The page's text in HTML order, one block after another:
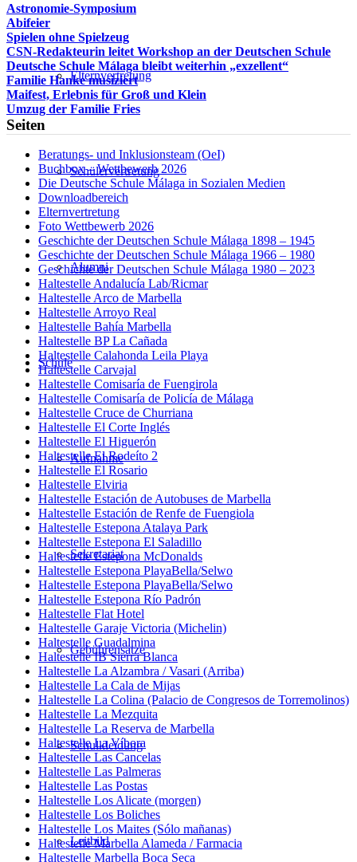
Elternvertretung
Schülervertretung
Alumni
Schule
Aufnahme
Sekretariat
Gebührensätze
Schulkleidung
Leitbild
Astronomie-Symposium
Abifeier
Spielen ohne Spielzeug
CSN-Redakteurin leitet Workshop an der Deutschen Schule
Deutsche Schule Málaga bleibt weiterhin „exzellent“
Familie Hanke musiziert
Maifest, Erlebnis für Groß und Klein
Umzug der Familie Fries
Seiten
Beratungs- und Inklusionsteam (OeI)
Buchbox – Wettbewerb 2026
Die Deutsche Schule Málaga in Sozialen Medien
Downloadbereich
Elternvertretung
Foto Wettbewerb 2026
Geschichte der Deutschen Schule Málaga 1898 – 1945
Geschichte der Deutschen Schule Málaga 1966 – 1980
Geschichte der Deutschen Schule Málaga 1980 – 2023
Haltestelle Andalucía Lab/Ricmar
Haltestelle Arco de Marbella
Haltestelle Arroyo Real
Haltestelle Bahía Marbella
Haltestelle BP La Cañada
Haltestelle Calahonda Leila Playa
Haltestelle Carvajal
Haltestelle Comisaría de Fuengirola
Haltestelle Comisaría de Policía de Málaga
Haltestelle Cruce de Churriana
Haltestelle El Corte Inglés
Haltestelle El Higuerón
Haltestelle El Rodeíto 2
Haltestelle El Rosario
Haltestelle Elviria
Haltestelle Estación de Autobuses de Marbella
Haltestelle Estación de Renfe de Fuengiola
Haltestelle Estepona Atalaya Park
Haltestelle Estepona El Saladillo
Haltestelle Estepona McDonalds
Haltestelle Estepona PlayaBella/Selwo
Haltestelle Estepona PlayaBella/Selwo
Haltestelle Estepona Río Padrón
Haltestelle Flat Hotel
Haltestelle Garaje Victoria (Michelin)
Haltestelle Guadalmina
Haltestelle IB Sierra Blanca
Haltestelle La Alzambra / Vasari (Arriba)
Haltestelle La Cala de Mijas
Haltestelle La Colina (Palacio de Congresos de Torremolinos)
Haltestelle La Mezquita
Haltestelle La Reserva de Marbella
Haltestelle La Víbora
Haltestelle Las Cancelas
Haltestelle Las Palmeras
Haltestelle Las Postas
Haltestelle Los Alicate (morgen)
Haltestelle Los Boliches
Haltestelle Los Maites (Sólo mañanas)
Haltestelle Marbella Alameda / Farmacia
Haltestelle Marbella Boca Seca